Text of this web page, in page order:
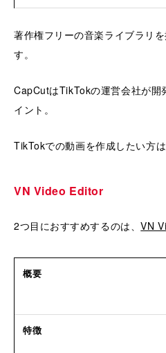
著作権フリーの音楽ライブラリ
す。
CapCutはTikTokの運営会社が開
イント。
TikTokでの動画を作成したい方
VN Video Editor
2つ目におすすめするのは、VN
概要
特徴